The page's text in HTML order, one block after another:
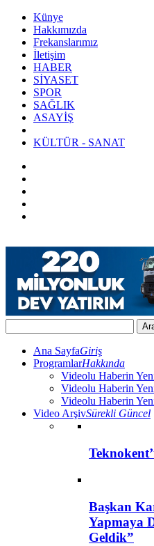
Künye
Hakkımızda
Frekanslarımız
İletişim
HABER
SİYASET
SPOR
SAĞLIK
ASAYİŞ
KÜLTÜR - SANAT
Ana SayfaGiriş
ProgramlarHakkında
Videolu Haberin
Videolu Haberin
Videolu Haberin
Video ArşivSürekli Güncel
Başkan
Yapmaya
Geldik”